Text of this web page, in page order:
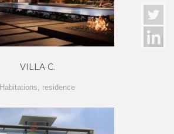
VILLA C.
Habitations, residence